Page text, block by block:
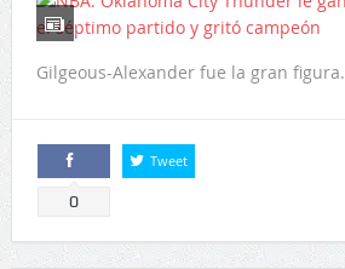
Gilgeous-Alexander fue la gran figura.
Comparte
0
Tweet